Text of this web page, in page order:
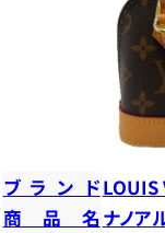
ブランドLOUIS
商品名 ナノア